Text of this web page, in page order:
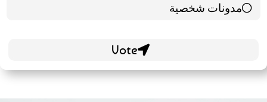
مدونات شخصية
21 ( 35 % )